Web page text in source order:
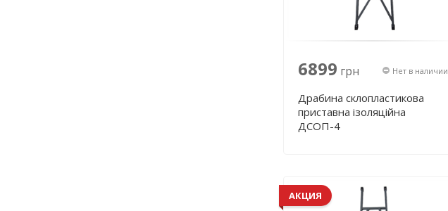
6899 грн Нет в наличии
Драбина склопластикова
приставна ізоляційна
ДСОП-4
АКЦИЯ